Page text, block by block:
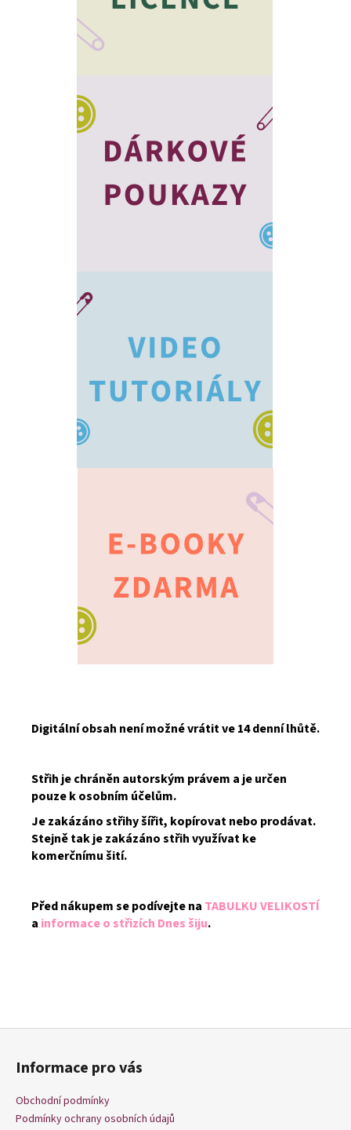
Digitální obsah není možné vrátit ve 14 denní lhůtě.
Střih je chráněn autorským právem a je určen
pouze k osobním účelům.
Je zakázáno střihy šířit, kopírovat nebo prodávat.
Stejně tak je zakázáno střih využívat ke
komerčnímu šití.
Před nákupem se podívejte na TABULKU VELIKOSTÍ
a informace o střizích Dnes šiju.
Z
Informace pro vás
Obchodní podmínky
Podmínky ochrany osobních údajů